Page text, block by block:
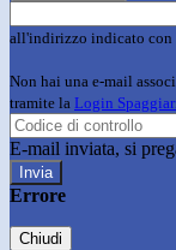
all'indirizzo indicato con
Non hai una e-mail
tramite la Login
E-mail inviata, si
Errore
Chiudi